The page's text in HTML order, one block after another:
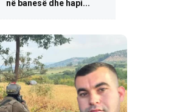
në banesë dhe hapi...